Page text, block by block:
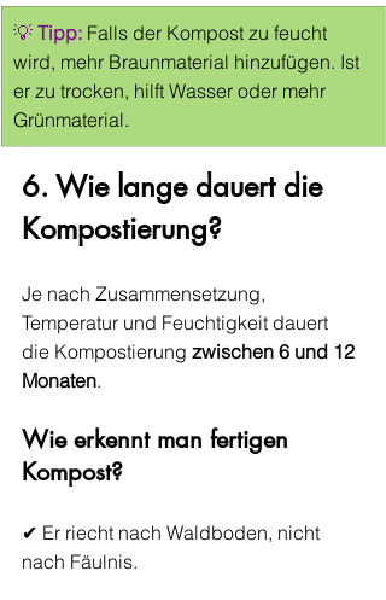
💡 Tipp: Falls der Kompost zu feucht
wird, mehr Braunmaterial hinzufügen. Ist
er zu trocken, hilft Wasser oder mehr
Grünmaterial.
6. Wie lange dauert die
Kompostierung?
Je nach Zusammensetzung,
Temperatur und Feuchtigkeit dauert
die Kompostierung zwischen 6 und 12
Monaten.
Wie erkennt man fertigen
Kompost?
✔ Er riecht nach Waldboden, nicht
nach Fäulnis.